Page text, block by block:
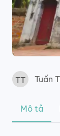
Tuấn
Mô tả